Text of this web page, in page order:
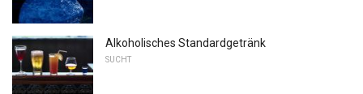
Alkoholisches Standardgetränk
SUCHT